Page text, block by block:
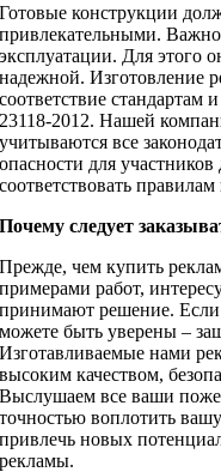
Готовые конструкции
привлекательными. Важно
эксплуатации. Для этого
надежной. Изготовление
соответствие
23118-2012. Нашей
учитываются все
опасности для
соответствовать
Почему следует
Прежде, чем купить
примерами работ,
принимают решение. Если
можете быть уверены –
Изготавливаемые нами
высоким качеством,
Выслушаем все ваши
точностью воплотить
привлечь новых
рекламы.